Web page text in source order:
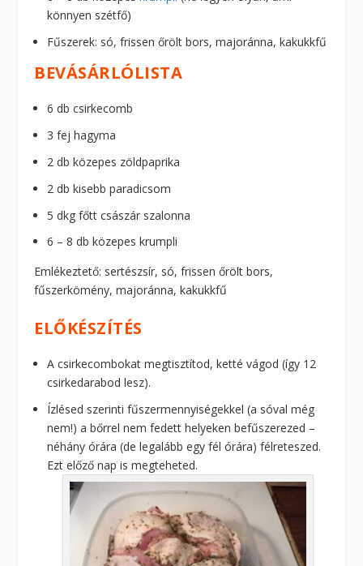
könnyen szétfő)
Fűszerek: só, frissen őrölt bors, majoránna, kakukkfű
BEVÁSÁRLÓLISTA
6 db csirkecomb
3 fej hagyma
2 db közepes zöldpaprika
2 db kisebb paradicsom
5 dkg főtt császár szalonna
6 – 8 db közepes krumpli
Emlékeztető: sertészsír, só, frissen őrölt bors,
fűszerkömény, majoránna, kakukkfű
ELŐKÉSZÍTÉS
A csirkecombokat megtisztítod, ketté vágod (így 12
csirkedarabod lesz).
Ízlésed szerinti fűszermennyiségekkel (a sóval még
nem!) a bőrrel nem fedett helyeken befűszerezed –
néhány órára (de legalább egy fél órára) félreteszed.
Ezt előző nap is megteheted.